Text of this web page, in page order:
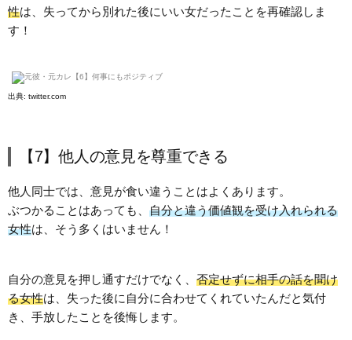
性は、失ってから別れた後にいい女だったことを再確認しま
す！
出典: twitter.com
【7】他人の意見を尊重できる
他人同士では、意見が食い違うことはよくあります。
ぶつかることはあっても、 自分と違う価値観を受け入れられる
女性は、そう多くはいません！
自分の意見を押し通すだけでなく、 否定せずに相手の話を聞け
る女性は、失った後に自分に合わせてくれていたんだと気付
き、手放したことを後悔します。